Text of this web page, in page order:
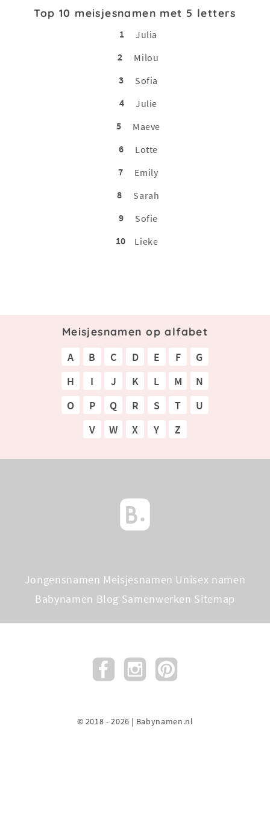
Top 10 meisjesnamen met 5 letters
1
Julia
2
Milou
3
Sofia
4
Julie
5
Maeve
6
Lotte
7
Emily
8
Sarah
9
Sofie
10
Lieke
Meisjesnamen op alfabet
A B C D E F
G
H
I J K L M
N
O
P Q R S T
U
V
W X Y Z
Jongensnamen Meisjesnamen Unisex namen
Babynamen Blog Samenwerken Sitemap
© 2018 - 2026 | Babynamen.nl